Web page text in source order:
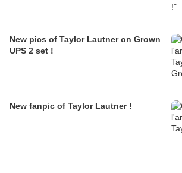
New pics of Taylor Lautner on Grown
UPS 2 set !
New fanpic of Taylor Lautner !